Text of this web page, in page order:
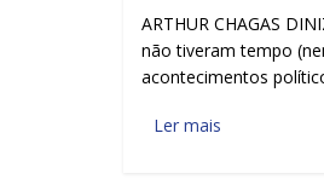
ARTHUR CHAGAS
não tiveram tempo
acontecimentos
Ler mais